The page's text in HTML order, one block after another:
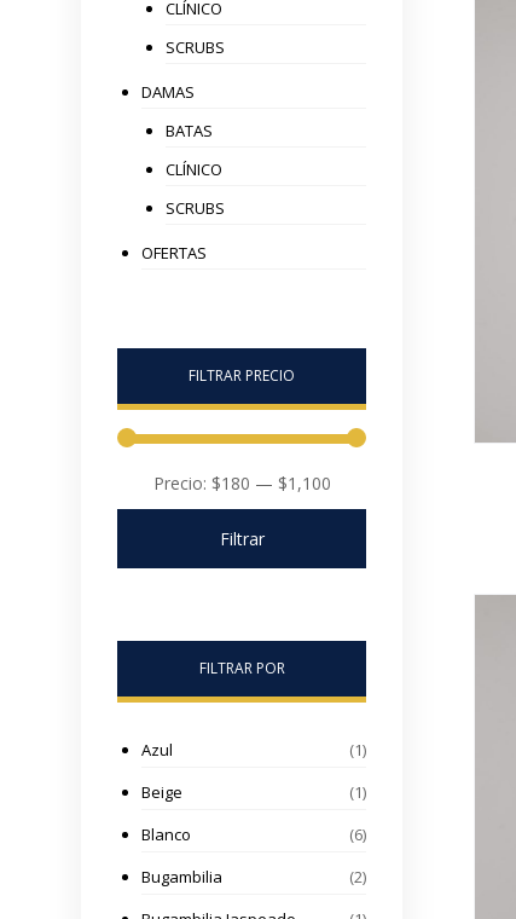
CLÍNICO
SCRUBS
DAMAS
BATAS
CLÍNICO
SCRUBS
OFERTAS
FILTRAR PRECIO
Filtrar
Precio: $180 — $1,100
FILTRAR POR
Azul
(1)
Beige
(1)
Blanco
(6)
Bugambilia
(2)